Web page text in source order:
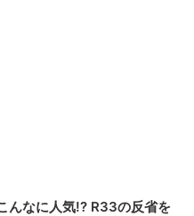
んなに人気!? R33の反省を